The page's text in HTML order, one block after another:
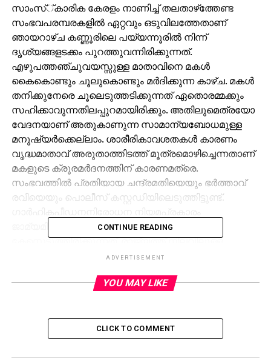
സാംസ്്കാരിക കേരളം നാണിച്ച് തലതാഴ്‌ത്തേണ്ട
സംഭവപരമ്പരകളില്‍ ഏറ്റവും ഒടുവിലത്തേതാണ്
ഞായറാഴ്ച കണ്ണൂരിലെ പയ്യന്നൂരില്‍ നിന്ന്
ദൃശ്യങ്ങളടക്കം പുറത്തുവന്നിരിക്കുന്നത്.
എഴുപത്തഞ്ചുവയസ്സുള്ള മാതാവിനെ മകള്‍
കൈകൊണ്ടും ചൂലുകൊണ്ടും മര്‍ദിക്കുന്ന കാഴ്ച. മകള്‍
തനിക്കുനേരെ ചൂലെടുത്തടിക്കുന്നത് ഏതൊരമ്മക്കും
സഹിക്കാവുന്നതിലപ്പുറമായിരിക്കും. അതിലുമെത്രയോ
വേദനയാണ് അതുകാണുന്ന സാമാന്യബോധമുള്ള
മനുഷ്യര്‍ക്കെല്ലാം. ശാരീരികാവശതകള്‍ കാരണം
വൃദ്ധമാതാവ് അരുതാത്തിടത്ത് മൂത്രമൊഴിച്ചെന്നതാണ്
മകളുടെ ക്രൂരമര്‍ദനത്തിന് കാരണമത്രെ.
സംഭവത്തില്‍ പ്രതിയായ ചന്ദ്രമതിയെയും ഭര്‍ത്താവ്
രവിയെയും പൊലീസ് കസ്റ്റഡിയിലെടുത്തിട്ടുണ്ട്.
ജാമ്യമില്ലാവകുപ്പാണ് ചാര്‍ത്തി
കേസെടുത്തിരിക്കുന്നത്. രാജ്യത്ത് നിലവിലുള്ള
നിയമപ്രകാരം ലഭിക്കാവുന്ന ഏറ്റവും വലിയ ശിക്ഷ
രണ്ടുപക്ഷമുണ്ടാകുമെന്ന് തോന്നുന്നില്ല.
അമ്മ കാര്‍ത്യായനിയെ ആസ്പത്രിയില്‍
പ്രവേശിപ്പിച്ചിരിക്കയാണ്. മകന്‍ വേണുഗോപാലാണ്
CONTINUE READING
ADVERTISEMENT
YOU MAY LIKE
CLICK TO COMMENT